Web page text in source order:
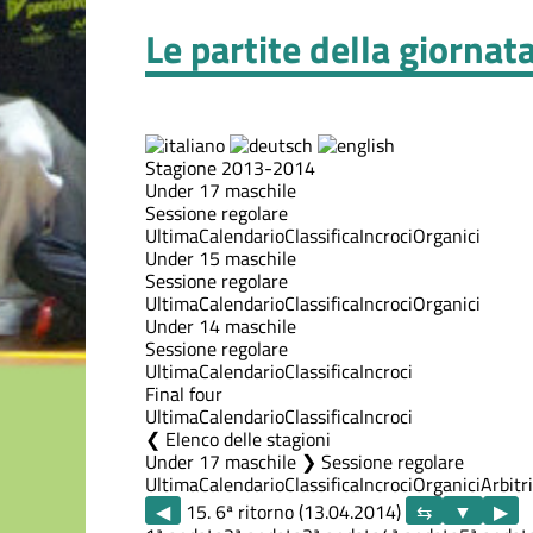
Le partite della
Stagione 2013-2014
Under 17 maschile
Sessione regolare
UltimaCalendarioClassificaIncrociOrganici
Under 15 maschile
Sessione regolare
UltimaCalendarioClassificaIncrociOrganici
Under 14 maschile
Sessione regolare
UltimaCalendarioClassificaIncroci
Final four
UltimaCalendarioClassificaIncroci
Elenco delle stagioni
Under 17 maschile ❯ Sessione regolare
UltimaCalendarioClassificaIncrociOrganiciArbitri
◀
15. 6ª ritorno (13.04.2014)
▶